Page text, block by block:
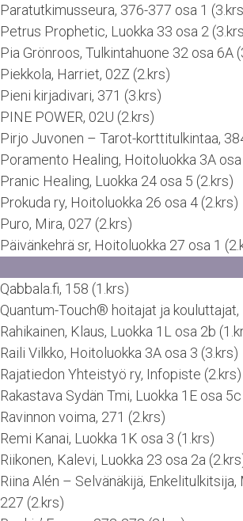
Paratutkimusseura, 376-377 osa 1
Petrus Prophetic, Luokka 33 osa 2
Pia Grönroos, Tulkintahuone 32 osa 6A
Piekkola, Harriet, 02Z (2.krs)
Pieni kirjadivari, 371 (3.krs)
PINE POWER, 02U (2.krs)
Pirjo Juvonen – Tarot-korttitulkintaa,
Poramento Healing, Hoitoluokka 3A
Pranic Healing, Luokka 24 osa 5 (2.krs)
Prokuda ry, Hoitoluokka 26 osa 4 (2.krs)
Puro, Mira, 027 (2.krs)
Päivänkehrä sr, Hoitoluokka 27 osa 1
Qabbala.fi, 158 (1.krs)
Quantum-Touch® hoitajat ja kouluttajat,
Rahikainen, Klaus, Luokka 1L osa 2b
Raili Vilkko, Hoitoluokka 3A osa 3 (3.krs)
Rajatiedon Yhteistyö ry, Infopiste (2.krs)
Rakastava Sydän Tmi, Luokka 1E osa
Ravinnon voima, 271 (2.krs)
Remi Kanai, Luokka 1K osa 3 (1.krs)
Riikonen, Kalevi, Luokka 23 osa 2a
Riina Alén – Selvänäkijä,
227 (2.krs)